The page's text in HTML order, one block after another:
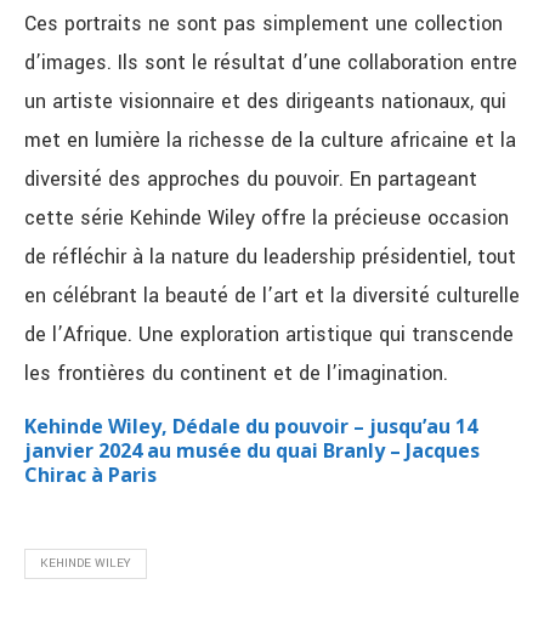
Ces portraits ne sont pas simplement une collection
d’images. Ils sont le résultat d’une collaboration entre
un artiste visionnaire et des dirigeants nationaux, qui
met en lumière la richesse de la culture africaine et la
diversité des approches du pouvoir. En partageant
cette série Kehinde Wiley offre la précieuse occasion
de réfléchir à la nature du leadership présidentiel, tout
en célébrant la beauté de l’art et la diversité culturelle
de l’Afrique. Une exploration artistique qui transcende
les frontières du continent et de l’imagination.
Kehinde Wiley, Dédale du pouvoir – jusqu’au 14
janvier 2024 au musée du quai Branly – Jacques
Chirac à Paris
KEHINDE WILEY